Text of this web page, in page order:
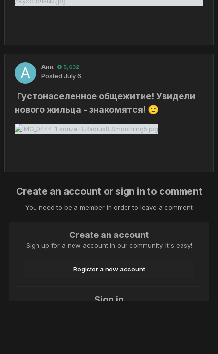
Анк 5,632
Posted July 6
Густонаселенное общежитие! Увидели
нового жильца - знакомятся! 🙂
Create an account or sign in to comment
You need to be a member in order to leave a comment
Create an account
Sign up for a new account in our community. It's easy!
Register a new account
Sign in